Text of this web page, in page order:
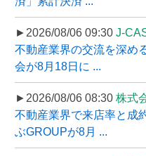
►2026/08/06 09:30 J-
不動産業界の交流を深め
会が8月18日に ...
►2026/08/06 08:30 株式
不動産業界で来店率と成
ぶGROUPが8月 ...